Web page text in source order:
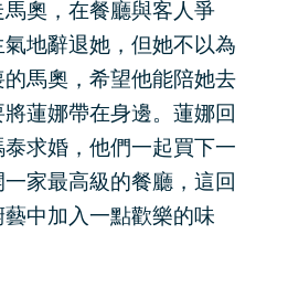
奧，在餐廳與客人爭
地辭退她，但她不以為
馬奧，希望他能陪她去
蓮娜帶在身邊。蓮娜回
求婚，他們一起買下一
家最高級的餐廳，這回
中加入一點歡樂的味